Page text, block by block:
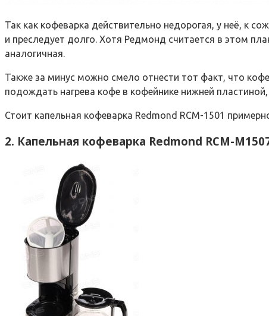
Так как кофеварка действительно недорогая, у неё, к
и преследует долго. Хотя Редмонд считается в этом
аналогичная.
Также за минус можно смело отнести тот факт, что
подождать нагрева кофе в кофейнике нижней
Стоит капельная кофеварка Redmond RCM-1501
2. Капельная кофеварка Redmond RCM-